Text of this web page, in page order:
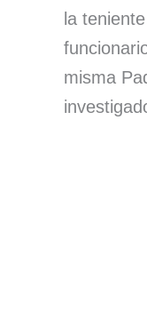
la
misma